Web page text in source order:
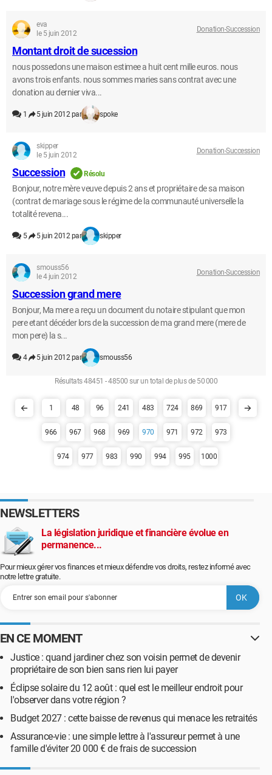
eva
le 5 juin 2012
Donation-Succession
Montant droit de sucession
nous possedons une maison estimee a huit cent mille euros. nous
avons trois enfants. nous sommes maries sans contrat avec une
donation au dernier viva...
1 5 juin 2012 par spoke
skipper
le 5 juin 2012
Donation-Succession
Succession Résolu
Bonjour, notre mère veuve depuis 2 ans et propriétaire de sa maison
(contrat de mariage sous le régime de la communauté universelle la
totalité revena...
5 5 juin 2012 par skipper
smouss56
le 4 juin 2012
Donation-Succession
Succession grand mere
Bonjour, Ma mere a reçu un document du notaire stipulant que mon
pere etant décéder lors de la succession de ma grand mere (mere de
mon pere) la s...
4 5 juin 2012 par smouss56
Résultats 48451 - 48500 sur un total de plus de 50 000
1 48 96 241 483 724 869 917
966 967 968 969 970 971 972 973
974 977 983 990 994 995 1000
NEWSLETTERS
La législation juridique et financière évolue en
permanence...
Pour mieux gérer vos finances et mieux défendre vos droits, restez informé avec
notre lettre gratuite.
EN CE MOMENT
Justice : quand jardiner chez son voisin permet de devenir
propriétaire de son bien sans rien lui payer
Éclipse solaire du 12 août : quel est le meilleur endroit pour
l'observer dans votre région ?
Budget 2027 : cette baisse de revenus qui menace les retraités
Assurance-vie : une simple lettre à l'assureur permet à une
famille d'éviter 20 000 € de frais de succession